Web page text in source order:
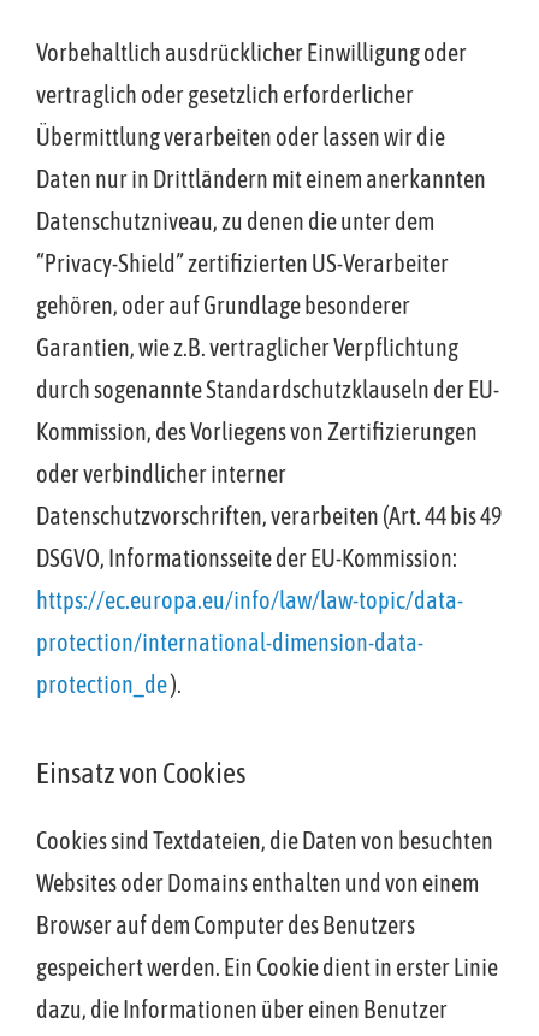
Vorbehaltlich ausdrücklicher Einwilligung oder
vertraglich oder gesetzlich erforderlicher
Übermittlung verarbeiten oder lassen wir die
Daten nur in Drittländern mit einem anerkannten
Datenschutzniveau, zu denen die unter dem
“Privacy-Shield” zertifizierten US-Verarbeiter
gehören, oder auf Grundlage besonderer
Garantien, wie z.B. vertraglicher Verpflichtung
durch sogenannte Standardschutzklauseln der EU-
Kommission, des Vorliegens von Zertifizierungen
oder verbindlicher interner
Datenschutzvorschriften, verarbeiten (Art. 44 bis 49
DSGVO, Informationsseite der EU-Kommission:
https://ec.europa.eu/info/law/law-topic/data-
protection/international-dimension-data-
protection_de).
Einsatz von Cookies
Cookies sind Textdateien, die Daten von besuchten
Websites oder Domains enthalten und von einem
Browser auf dem Computer des Benutzers
gespeichert werden. Ein Cookie dient in erster Linie
dazu, die Informationen über einen Benutzer